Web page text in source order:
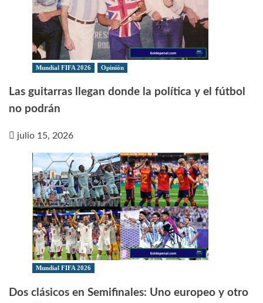
Mundial FIFA 2026 Opinión
Las guitarras llegan donde la política y el fútbol
no podrán
julio 15, 2026
Mundial FIFA 2026
Dos clásicos en Semifinales: Uno europeo y otro